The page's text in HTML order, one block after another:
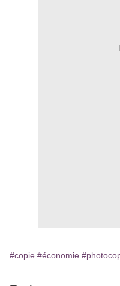
#copie #économie